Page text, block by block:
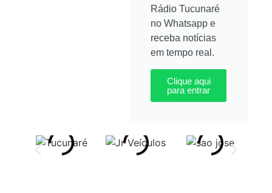
Rádio Tucunaré
no Whatsapp e
receba notícias
em tempo real.
Clique aqui
para entrar